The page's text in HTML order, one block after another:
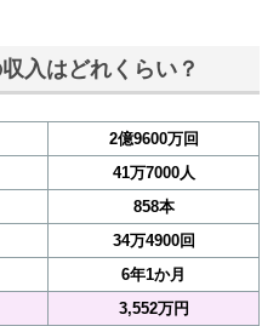
入はどれくらい？
2億9600万回
41万7000人
858本
34万4900回
6年1か月
3,552万円